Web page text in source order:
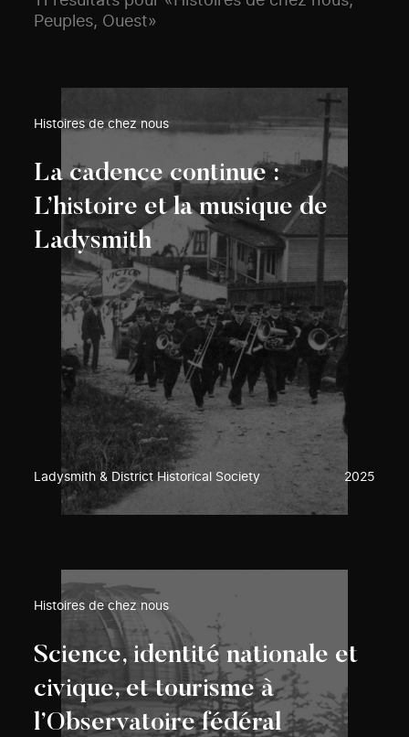
Peuples, Ouest»
Histoires de chez nous
La cadence continue :
L’histoire et la musique de
Ladysmith
Ladysmith & District Historical Society 2025
Histoires de chez nous
Science, identité nationale et
civique, et tourisme à
l’Observatoire fédéral